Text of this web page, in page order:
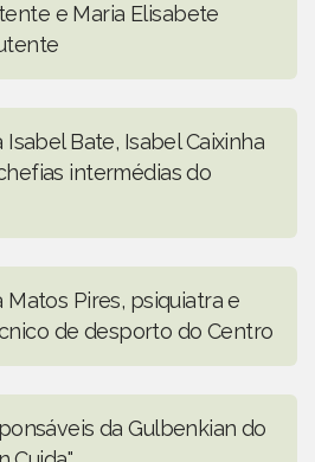
e Maria Elisabete
Bate, Isabel Caixinha
intermédias do
Matos Pires, psiquiatra e
de desporto do Centro
da Gulbenkian do